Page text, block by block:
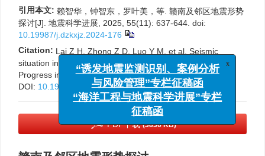
引用本文: 赖智华，钟智东，罗叶美，等. 赣南及邻区地震形势
探讨[J]. 地震科学进展, 2025, 55(11): 637-644. doi:
10.19987/j.dzkxjz.2024-176
Citation: Lai Z H, Zhong Z D, Luo Y M, et al. Seismic
situation in southern Jiangxi and its adjacent areas[J].
Progress in Earthquake Sciences, 2025, 55(11): 637-644.
DOI: 10.19987/j.dzkxjz.2024-176
PDF下载(3836 KB)
“诱发地震监测识别、案例分析
与风险管理”专栏征稿函
“海洋工程与地震科学进展”专栏
征稿函